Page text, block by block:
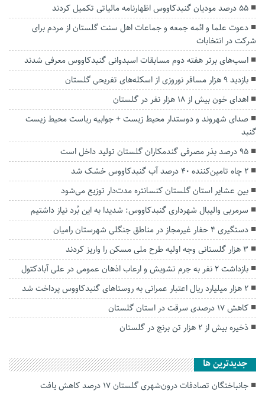
۵۵ درصد مودیان گنبدکاووس اظهارنامه مالیاتی تکمیل کردند
دعوت علما و ائمه جمعه و جماعات اهل سنت گلستان از مردم برای
شرکت در انتخابات
اسب‌های برتر هفته دوم مسابقات اسبدوانی گنبدکاووس معرفی شدند
بازدید ۹ هزار مسافر نوروزی از اسکله‌های تفریحی گلستان
اهدای خون بیش از ۱۸ هزار نفر در گلستان
صدای شهروند و دوستدار محیط زیست + جوابیه ریاست محیط زیست
گنبد
۹۵ درصد بذر مصرفی گندمکاران گلستان تولید داخل است
۲ چاه تامین‌کننده ۴۰ درصد آب گنبدکاووس خشک شد
بین عشایر استان گلستان کنسانتره مدت‌دار توزیع می‌شود
سرمربی والیبال شهرداری گنبدکاووس: شدیدا به این بُرد نیاز داشتیم
دستگیری ۴ حفار غیرمجاز در مناطق جنگلی شهرستان رامیان
۳ هزار گلستانی وجه اولیه طرح ملی مسکن را واریز کردند
بازداشت ۲ نفر به جرم تشویش و ارعاب اذهان عمومی در علی آبادکتول
۲ هزار میلیارد ریال اعتبار عمرانی به روستاهای گنبدکاووس پرداخت شد
کاهش ۱۷ درصدی سرقت در استان گلستان
ذخیره بیش از ۲ هزار تن برنج در گلستان
جديدترين ها
جانباختگان تصادفات درون‌شهری گلستان ۱۷ درصد کاهش یافت